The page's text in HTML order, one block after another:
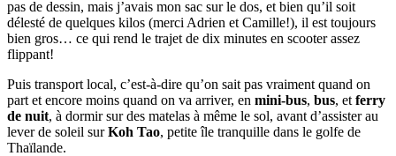
pas de dessin, mais j’avais mon sac sur le dos, et bien qu’il soit
délesté de quelques kilos (merci Adrien et Camille!), il est toujours
bien gros… ce qui rend le trajet de dix minutes en scooter assez
flippant!
Puis transport local, c’est-à-dire qu’on sait pas vraiment quand on
part et encore moins quand on va arriver, en mini-bus, bus, et ferry
de nuit, à dormir sur des matelas à même le sol, avant d’assister au
lever de soleil surKoh Tao, petite île tranquille dans le golfe de
Thaïlande.